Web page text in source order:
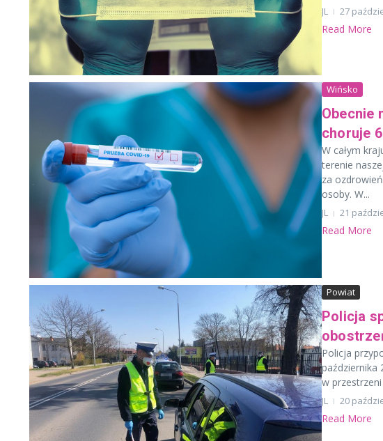
JL 27
Read More
Wińsko
Obecnie
choruje
W całym
terenie
za
osoby. W...
JL 21
Read More
Powiat
Policja
Policja
października
w
JL 20
Read More